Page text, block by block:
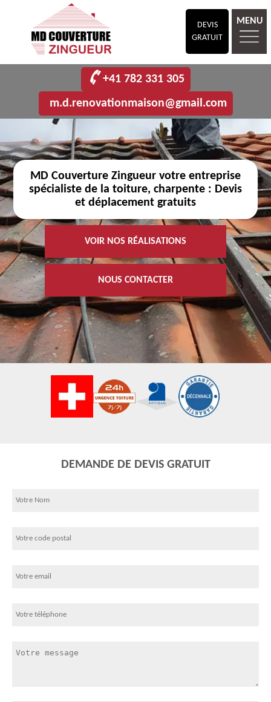
DEVIS
GRATUIT
MENU
+41 782 331 305
m.d.renovationmaison@gmail.com
MD Couverture Zingueur votre entreprise
spécialiste de la toiture, charpente : Devis
et déplacement gratuits
VOIR NOS RÉALISATIONS
NOUS CONTACTER
DEMANDE DE DEVIS GRATUIT